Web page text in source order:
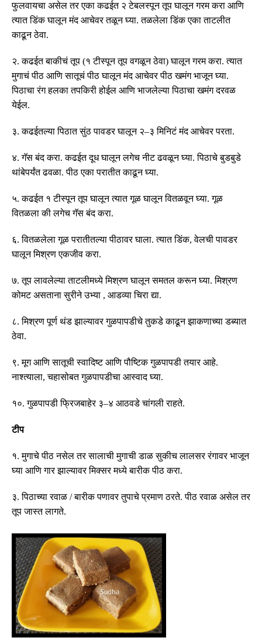
फुलवायचा असेल तर एका कढईत २ टेबलस्पून तूप घालून गरम करा आणि
त्यात डिंक घालून मंद आचेवर तळून घ्या.तळलेला डिंक एका ताटलीत
काढून ठेवा.
२.कढईत बाकीचं तूप (१ टीस्पून तूप वगळून ठेवा)घालून गरम करा.त्यात
मुगाचं पीठ आणि सातूचं पीठ घालून मंद आचेवर पीठ खमंग भाजून घ्या.
पिठाचा रंग हलका तपकिरी होईल आणि भाजलेल्या पिठाचा खमंग दरवळ
येईल.
३.कढईतल्या पिठात सुंठ पावडर घालून २–३ मिनिटं मंद आचेवर परता.
४.गॅस बंद करा.कढईत दूध घालून लगेच नीट ढवळून घ्या.पिठाचे बुडबुडे
थांबेपर्यंत ढवळा.पीठ एका परातीत काढून घ्या.
५.कढईत १ टीस्पून तूप घालून त्यात गूळ घालून वितळवून घ्या.गूळ
वितळला की लगेच गॅस बंद करा.
६.वितळलेला गूळ परातीतल्या पीठावर घाला.त्यात डिंक, वेलची पावडर
घालून मिश्रण एकजीव करा.
७.तूप लावलेल्या ताटलीमध्ये मिश्रण घालून समतल करून घ्या.मिश्रण
कोमट असताना सुरीने उभ्या , आडव्या चिरा द्या.
८.मिश्रण पूर्ण थंड झाल्यावर गुळपापडीचे तुकडे काढून झाकणाच्या डब्यात
ठेवा.
९.मूग आणि सातूची स्वादिष्ट आणि पौष्टिक गुळपापडी तयार आहे.
नाश्त्याला,चहासोबत गुळपापडीचा आस्वाद घ्या.
१०.गुळपापडी फ्रिजबाहेर ३–४ आठवडे चांगली राहते.
टीप
१.मुगाचे पीठ नसेल तर सालाची मुगाची डाळ सुकीच लालसर रंगावर भाजून
घ्या आणि गार झाल्यावर मिक्सर मध्ये बारीक पीठ करा.
३.पिठाच्या रवाळ /बारीक पणावर तुपाचे प्रमाण ठरते.पीठ रवाळ असेल तर
तूप जास्त लागते.